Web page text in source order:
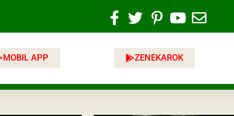
MOBIL APP ZENEKAROK